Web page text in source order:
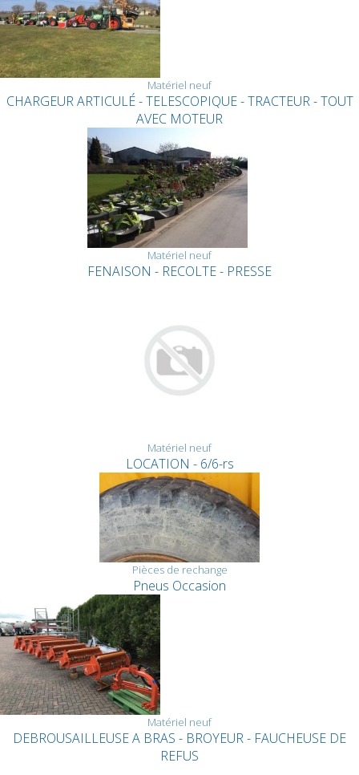
Matériel neuf
CHARGEUR ARTICULÉ - TELESCOPIQUE - TRACTEUR - TOUT
AVEC MOTEUR
Matériel neuf
FENAISON - RECOLTE - PRESSE
Matériel neuf
LOCATION - 6/6-rs
Pièces de rechange
Pneus Occasion
Matériel neuf
DEBROUSAILLEUSE A BRAS - BROYEUR - FAUCHEUSE DE
REFUS